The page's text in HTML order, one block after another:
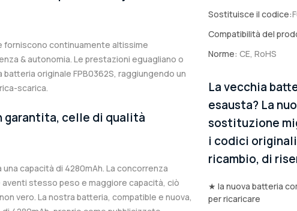
continuamente altissime
& autonomia. Le prestazioni eguagliano o
originale FPB0362S, raggiungendo un
scarica.
garantita, celle di qualità
capacità di 4280mAh. La concorrenza
stesso peso e maggiore capacità, ciò
vero. La nostra batteria, compatible e nuova,
Sostituisce il codice:
Compatibilità del
Norme: CE, RoHS
La vecchia
esausta? La
sostituzione
i codici
ricambio, di
★ la nuova batteria
per ricaricare